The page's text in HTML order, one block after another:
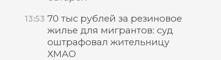
13:53 70 тыс рублей за резиновое
жилье для мигрантов: суд
оштрафовал жительницу
ХМАО